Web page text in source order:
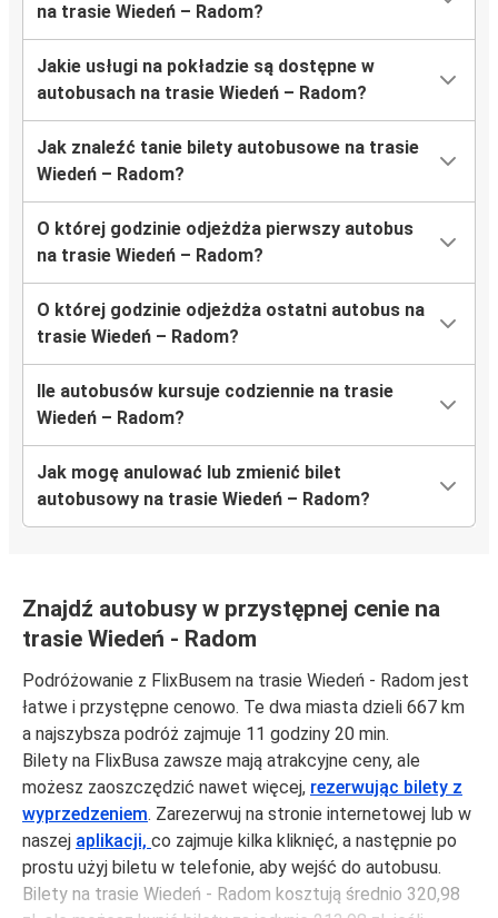
na trasie Wiedeń – Radom?
Jakie usługi na pokładzie są dostępne w
autobusach na trasie Wiedeń – Radom?
Jak znaleźć tanie bilety autobusowe na trasie
Wiedeń – Radom?
O której godzinie odjeżdża pierwszy autobus
na trasie Wiedeń – Radom?
O której godzinie odjeżdża ostatni autobus na
trasie Wiedeń – Radom?
Ile autobusów kursuje codziennie na trasie
Wiedeń – Radom?
Jak mogę anulować lub zmienić bilet
autobusowy na trasie Wiedeń – Radom?
Znajdź autobusy w przystępnej cenie na
trasie Wiedeń - Radom
Podróżowanie z FlixBusem na trasie Wiedeń - Radom jest
łatwe i przystępne cenowo. Te dwa miasta dzieli 667 km
a najszybsza podróż zajmuje 11 godziny 20 min.
Bilety na FlixBusa zawsze mają atrakcyjne ceny, ale
możesz zaoszczędzić nawet więcej, rezerwując bilety z
wyprzedzeniem. Zarezerwuj na stronie internetowej lub w
naszej aplikacji, co zajmuje kilka kliknięć, a następnie po
prostu użyj biletu w telefonie, aby wejść do autobusu.
Bilety na trasie Wiedeń - Radom kosztują średnio 320,98